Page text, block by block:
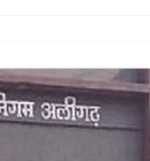
तक जेल में रखने की